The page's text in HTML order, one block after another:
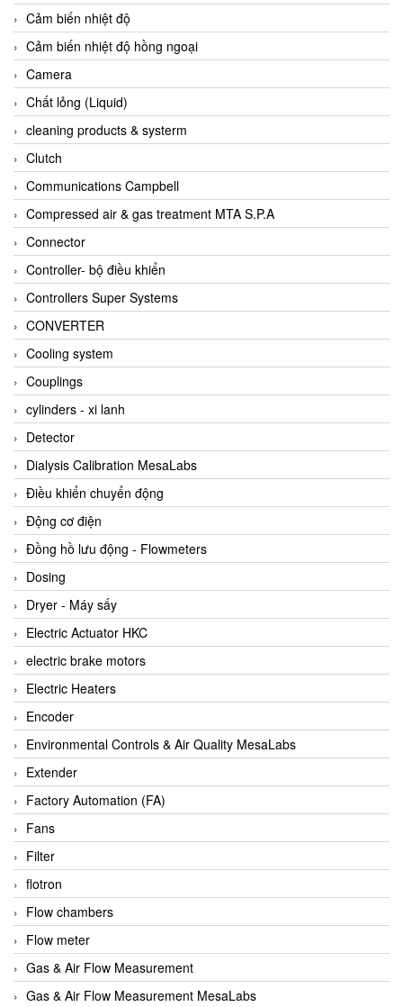
Aira Euro Automation
Airtac Vietnam
Airtec Vietnam
AI-Tek Vietnam
Akerstroms Viet Nam
AKO Armaturen & Separationstechnik
AKO Armaturen & Separationstechnik Vietnam
AKUSENSE
ALA OFFICINE SPA
Albrecht-Automatik Viet Nam
Allen Bradley Vietnam
Alpha Moisture Vietnam
Alpha-Achem Vietnam
Alphino
ALRE-IT Vietnam
Altech
Amarillo Gear
Ametek
AMPTRON Vietnam
AND Vietnam
ANDERSON-NEGELE
ANDILOG Technologies Vietnam
Anritsu
ANTEC S.A
Antico pumps
Anybus/ HMS
AOBEN
Apex Dynamics Vietnam
Apex Dynamics Vietnam
Apiste
APLISENS VietNam
Apollo Fire
Appleton
AQ Matic
Aqualabo Vietnam
Aquametro
Cảm biến nhiệt độ
Cảm biến nhiệt độ hồng ngoại
Camera
Chất lỏng (Liquid)
cleaning products & systerm
Clutch
Communications Campbell
Compressed air & gas treatment MTA S.P.A
Connector
Controller- bộ điều khiển
Controllers Super Systems
CONVERTER
Cooling system
Couplings
cylinders - xi lanh
Detector
Dialysis Calibration MesaLabs
Điều khiển chuyển động
Động cơ điện
Đồng hồ lưu động - Flowmeters
Dosing
Dryer - Máy sấy
Electric Actuator HKC
electric brake motors
Electric Heaters
Encoder
Environmental Controls & Air Quality MesaLabs
Extender
Factory Automation (FA)
Fans
Filter
flotron
Flow chambers
Flow meter
Gas & Air Flow Measurement
Gas & Air Flow Measurement MesaLabs